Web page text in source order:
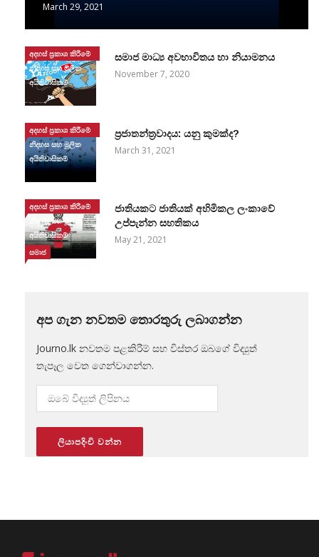
March 29, 2021
අදහස් ප්‍රකාශ කිරීමේ
නිදහස සහ මූලික
අයිතිවාසිකම්
සමාජ මාධ්‍ය අවභාවිතය හා නියාමනය
November 7, 2020
අදහස් ප්‍රකාශ කිරීමේ
නිදහස සහ මූලික
අයිතිවාසිකම්
ප්‍රජාතන්ත්‍රවාදය: යනු කුමක්ද?
March 31, 2021
අදහස් ප්‍රකාශ කිරීමේ
නිදහස සහ මූලික
අයිතිවාසිකම්
සමාජ
ජාතියකට ජාතියක් අහිමිකල ලංකාවේ
උප්පැන්න සහතිකය
May 21, 2021
අප ගැන නවතම තොරතුරු ලබාගන්න
Journo.lk නවතම පළකිරීම් සහ විස්තර ඔබගේ විද්‍යුත්
තැපෑල වෙත ගෙන්වාගන්න.